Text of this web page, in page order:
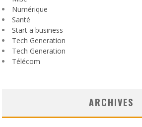
Numérique
Santé
Start a business
Tech Generation
Tech Generation
Télécom
ARCHIVES